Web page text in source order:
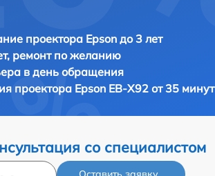
проектора Epson до 3 лет
ремонт по желанию
в день обращения
проектора Epson EB-X92 от 35 минут
со специалистом